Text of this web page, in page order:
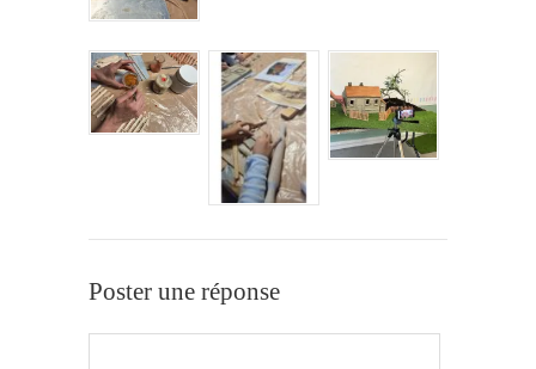
Poster une réponse